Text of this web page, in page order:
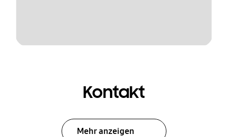
Kontakt
Mehr anzeigen